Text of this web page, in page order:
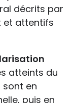
décrits par
et attentifs
atteints du
sont en
puis en